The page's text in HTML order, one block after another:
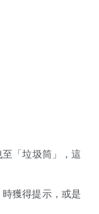
「垃圾筒」，這
獲得提示，或是